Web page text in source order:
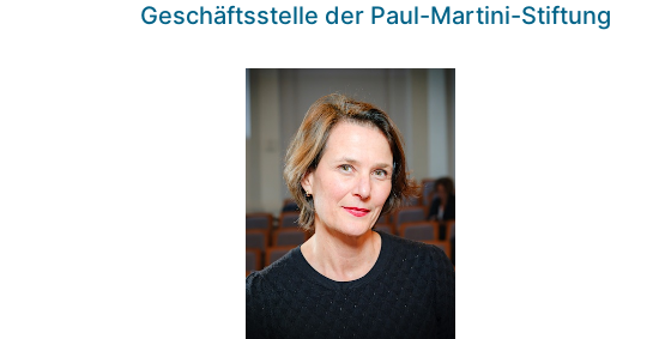
Geschäftsstelle der Paul-Martini-Stiftung